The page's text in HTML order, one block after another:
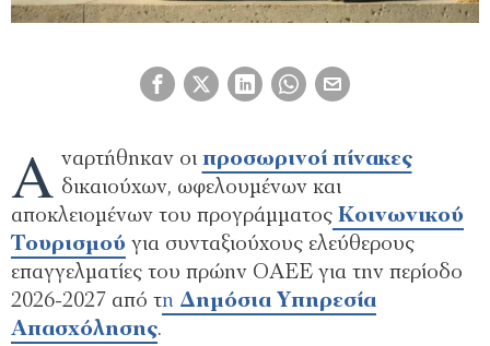
Α ναρτήθηκαν οι προσωρινοί πίνακες
δικαιούχων, ωφελουμένων και
αποκλειομένων του προγράμματος Κοινωνικού
Τουρισμού για συνταξιούχους ελεύθερους
επαγγελματίες του πρώην ΟΑΕΕ για την περίοδο
2026-2027 από τη Δημόσια Υπηρεσία
Απασχόλησης.